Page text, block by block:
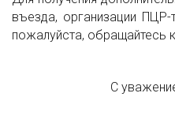
въезда, организации ПЦР-
пожалуйста, обращайтесь
С